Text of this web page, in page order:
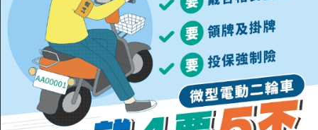
生生用平板
新北學Bar
識字金銀島
家庭教育
新北市政府家庭教育中心
教育部特殊教育通報網
教育部學生輔導資訊網